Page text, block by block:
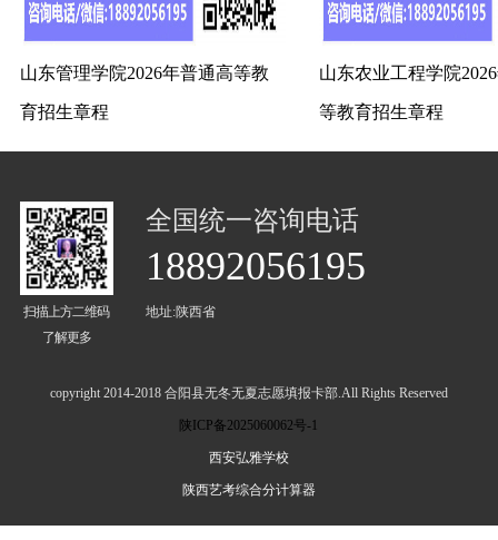
山东管理学院2026年普通高等教
育招生章程
山东农业工程学院
等教育招生章程
扫描上方二维码
了解更多
全国统一咨询电话
18892056195
地址:陕西省
copyright 2014-2018 合阳县无冬无夏志愿填报卡部.All Rights Reserved
陕ICP备2025060062号-1
西安弘雅学校
陕西艺考综合分计算器